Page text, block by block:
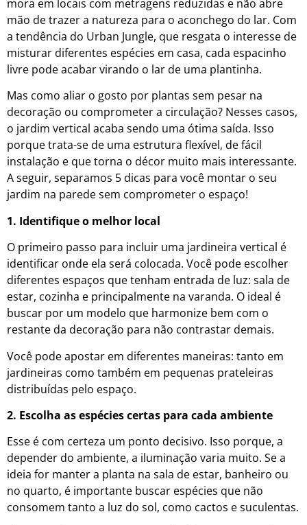
mora em locais com metragens reduzidas e não abre
mão de trazer a natureza para o aconchego do lar. Com
a tendência do Urban Jungle, que resgata o interesse de
misturar diferentes espécies em casa, cada espacinho
livre pode acabar virando o lar de uma plantinha.
Mas como aliar o gosto por plantas sem pesar na
decoração ou comprometer a circulação? Nesses casos,
o jardim vertical acaba sendo uma ótima saída. Isso
porque trata-se de uma estrutura flexível, de fácil
instalação e que torna o décor muito mais interessante.
A seguir, separamos 5 dicas para você montar o seu
jardim na parede sem comprometer o espaço!
1. Identifique o melhor local
O primeiro passo para incluir uma jardineira vertical é
identificar onde ela será colocada. Você pode escolher
diferentes espaços que tenham entrada de luz: sala de
estar, cozinha e principalmente na varanda. O ideal é
buscar por um modelo que harmonize bem com o
restante da decoração para não contrastar demais.
Você pode apostar em diferentes maneiras: tanto em
jardineiras como também em pequenas prateleiras
distribuídas pelo espaço.
2. Escolha as espécies certas para cada ambiente
Esse é com certeza um ponto decisivo. Isso porque, a
depender do ambiente, a iluminação varia muito. Se a
ideia for manter a planta na sala de estar, banheiro ou
no quarto, é importante buscar espécies que não
consomem tanto a luz do sol, como cactos e suculentas.